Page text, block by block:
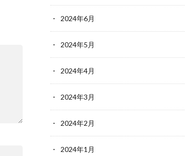
2024年6月
2024年5月
2024年4月
2024年3月
2024年2月
2024年1月